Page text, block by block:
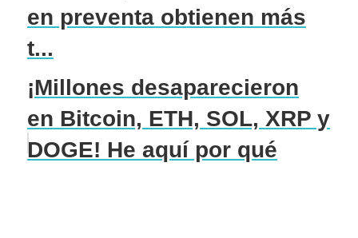
en preventa obtienen más
t...
¡Millones desaparecieron
en Bitcoin, ETH, SOL, XRP y
DOGE! He aquí por qué